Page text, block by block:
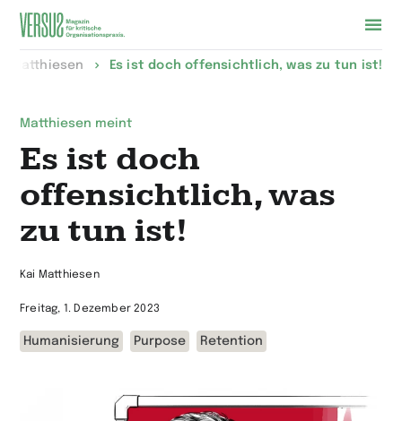
Zur
Matthiesen Es ist doch offen­sicht­­lich, was zu tun ist!
Matthiesen meint
Es ist doch
offensichtlich, was
zu tun ist!
Kai Matthiesen
Freitag, 1. Dezember 2023
Humanisierung Purpose Retention